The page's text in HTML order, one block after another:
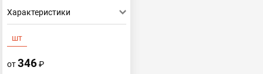
Характеристики
шт
от346₽